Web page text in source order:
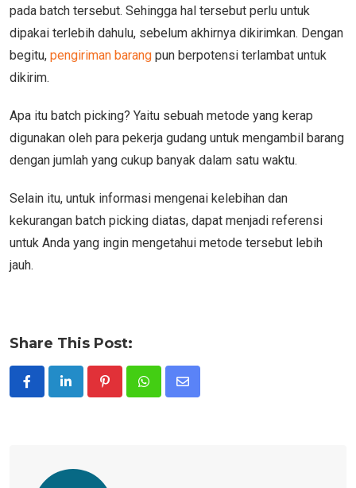
pada batch tersebut. Sehingga hal tersebut perlu untuk
dipakai terlebih dahulu, sebelum akhirnya dikirimkan. Dengan
begitu, pengiriman barang pun berpotensi terlambat untuk
dikirim.
Apa itu batch picking? Yaitu sebuah metode yang kerap
digunakan oleh para pekerja gudang untuk mengambil barang
dengan jumlah yang cukup banyak dalam satu waktu.
Selain itu, untuk informasi mengenai kelebihan dan
kekurangan batch picking diatas, dapat menjadi referensi
untuk Anda yang ingin mengetahui metode tersebut lebih
jauh.
Share This Post:
PinterestWhatsappShare